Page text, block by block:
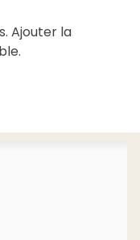
Ajouter la